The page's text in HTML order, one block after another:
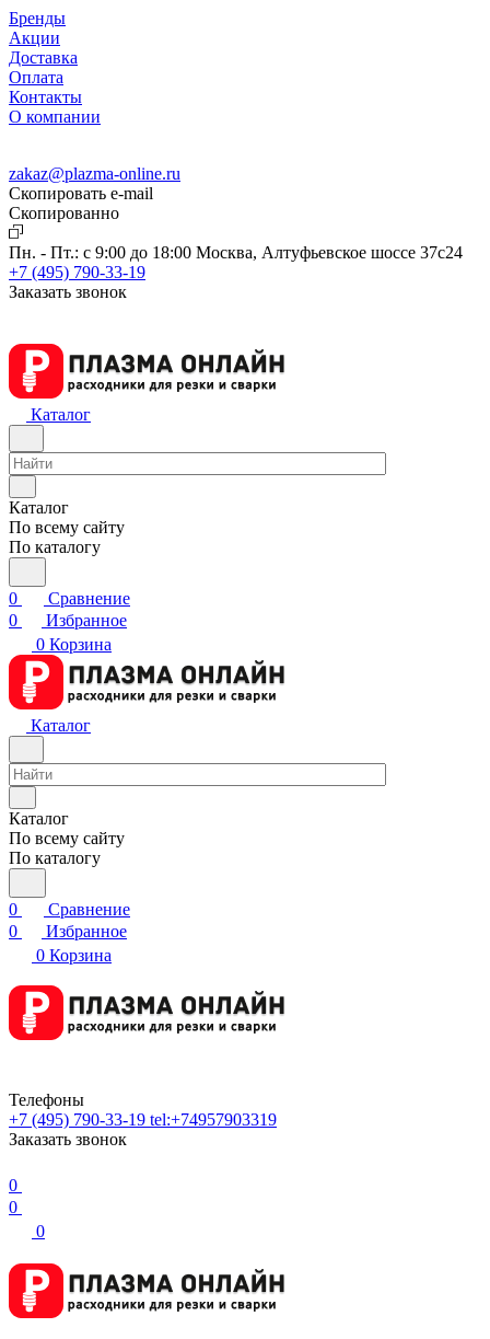
Бренды
Акции
Доставка
Оплата
Контакты
О компании
zakaz@plazma-online.ru
Скопировать e-mail
Cкопированно
Пн. - Пт.: с 9:00 до 18:00 Москва, Алтуфьевское шоссе 37с24
+7 (495) 790-33-19
Заказать звонок
Каталог
Каталог
По всему сайту
По каталогу
0
Сравнение
0
Избранное
0 Корзина
Каталог
Каталог
По всему сайту
По каталогу
0
Сравнение
0
Избранное
0 Корзина
Телефоны
+7 (495) 790-33-19 tel:+74957903319
Заказать звонок
0
0
0